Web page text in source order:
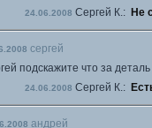
24.06.2008 Сергей К.: Не
сергей
подскажите что за
24.06.2008 Сергей К.:
андрей